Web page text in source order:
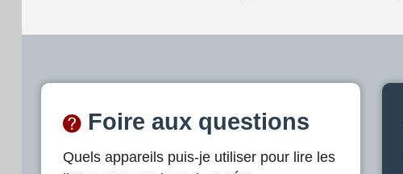
Foire aux questions
Quels appareils puis-je utiliser pour lire les